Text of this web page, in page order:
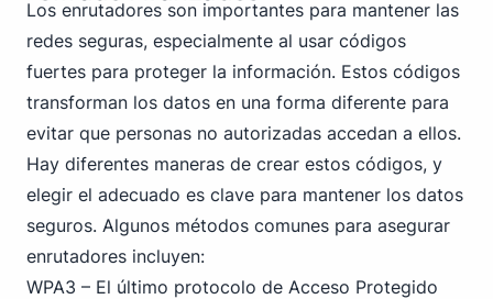
Los enrutadores son importantes para mantener las
redes seguras, especialmente al usar códigos
fuertes para proteger la información. Estos códigos
transforman los datos en una forma diferente para
evitar que personas no autorizadas accedan a ellos.
Hay diferentes maneras de crear estos códigos, y
elegir el adecuado es clave para mantener los datos
seguros. Algunos métodos comunes para asegurar
enrutadores incluyen:
WPA3 – El último protocolo de Acceso Protegido